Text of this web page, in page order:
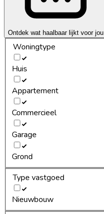
Ontdek wat haalbaar lijkt voor jou
Woningtype
Huis
Appartement
Commercieel
Garage
Grond
Type vastgoed
Nieuwbouw